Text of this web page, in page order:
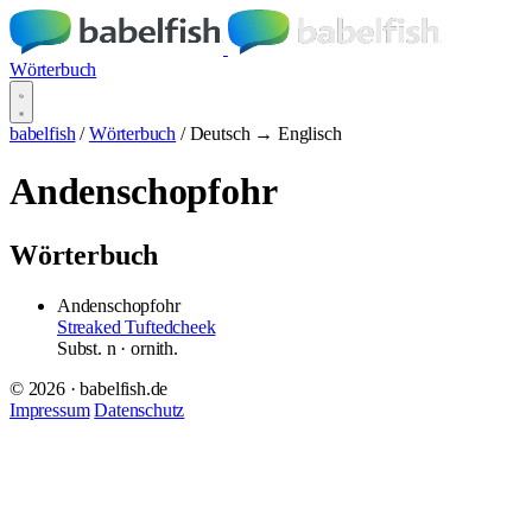
Wörterbuch
babelfish / Wörterbuch / Deutsch → Englisch
Andenschopfohr
Wörterbuch
Andenschopfohr
Streaked Tuftedcheek
Subst. n · ornith.
© 2026 · babelfish.de
Impressum Datenschutz